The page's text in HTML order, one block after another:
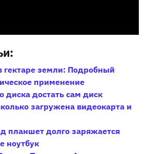
гектаре земли: Подробный
применение
диска достать сам диск
загружена видеокарта и
планшет долго заряжается
ноутбук